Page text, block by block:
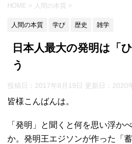
HOME > 人間の本質 >
人間の本質 学び 歴史 雑学
日本人最大の発明は「
う
投稿日：2017年8月19日 更新日： 2020
皆様こんばんは。
「発明」と聞くと何を思い浮か
か。発明王エジソンが作った「